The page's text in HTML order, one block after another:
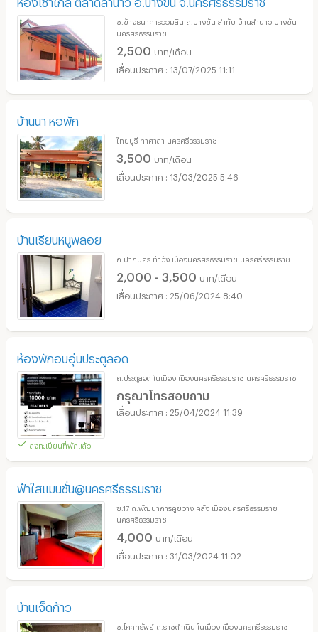
ซ.ข้างธนาคารออมสิน ถ.บางขัน-ลำทับ บ้านลำนาว บางขัน
นครศรีธรรมราช
2,500 บาท/เดือน
13/07/2025 11:11
บ้านนา หอพัก
ไทยบุรี ท่าศาลา นครศรีธรรมราช
3,500 บาท/เดือน
13/03/2025 5:46
บ้านเรียนหนูพลอย
ถ.ปากนคร ท่าวัง เมืองนครศรีธรรมราช นครศรีธรรมราช
2,000 - 3,500 บาท/เดือน
25/06/2024 8:40
ห้องพักอบอุ่นประตูลอด
ลงทะเบียนที่พักแล้ว
ถ.ประตูลอด ในเมือง เมืองนครศรีธรรมราช นครศรีธรรมราช
กรุณาโทรสอบถาม
25/04/2024 11:39
ฟ้าใสแมนชั่น@นครศรีธรรมราช
ซ.17 ถ.พัฒนาการคูขวาง คลัง เมืองนครศรีธรรมราช
นครศรีธรรมราช
4,000 บาท/เดือน
31/03/2024 11:02
บ้านเจ็ดก้าว
ซ.โภคทรัพย์ ถ.ราชดำเนิน ในเมือง เมืองนครศรีธรรมราช